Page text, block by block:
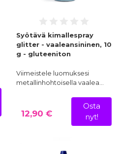
Syötävä kimallespray
glitter - vaaleansininen, 10
g - gluteeniton
Viimeistele luomuksesi
metallinhohtoisella vaalea…
12,90 €
Osta
nyt!